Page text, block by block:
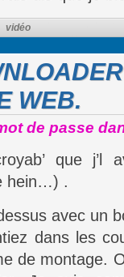
vidéo
WEB.
de passe
que
hein…) .
avec un
dans les
de montage.